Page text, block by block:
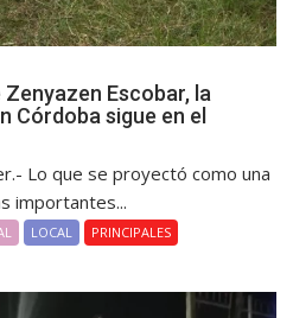
Escobar, la
Córdoba sigue en el
Lo que se proyectó como una
importantes...
LOCAL
PRINCIPALES